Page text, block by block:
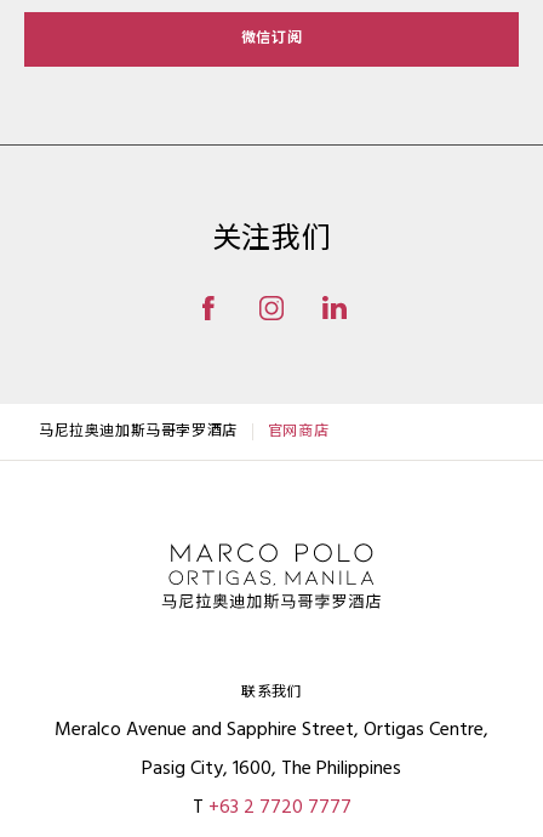
微信订阅
关注我们
马尼拉奥迪加斯马哥孛罗酒店 官网商店
联系我们
Meralco Avenue and Sapphire Street, Ortigas Centre,
Pasig City, 1600, The Philippines
T +63 2 7720 7777